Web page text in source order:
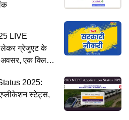
LIVE
लेकर ग्रेजुएट के
अवसर, एक क्लिक
2025:
स्टेट्स,